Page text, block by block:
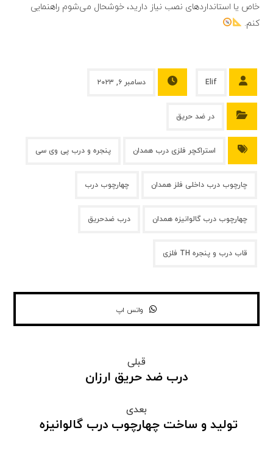
خاص یا استانداردهای نصب نیاز دارید، خوشحال می‌شوم راهنمایی
کنم.
Elif دسامبر ۶, ۲۰۲۳
در ضد حریق
استراکچر فلزی درب همدان پنجره و درب پی وی سی
چارچوب درب داخلی فلز همدان چهارچوب درب
چهارچوب درب گالوانیزه همدان درب ضدحریق
قاب درب و پنجره TH فلزی
واتس اپ
قبلی
درب ضد حریق ارزان
بعدی
تولید و ساخت چهارچوب درب گالوانیزه